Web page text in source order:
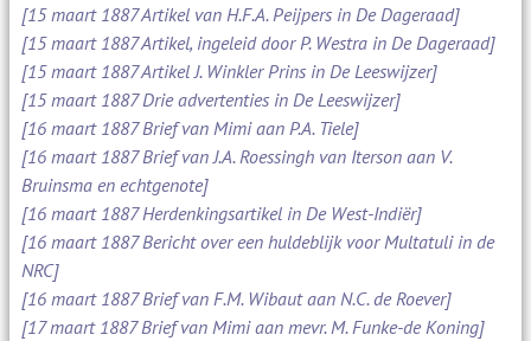
[15 maart 1887 Artikel van H.F.A. Peijpers in De Dageraad]
[15 maart 1887 Artikel, ingeleid door P. Westra in De Dageraad]
[15 maart 1887 Artikel J. Winkler Prins in De Leeswijzer]
[15 maart 1887 Drie advertenties in De Leeswijzer]
[16 maart 1887 Brief van Mimi aan P.A. Tiele]
[16 maart 1887 Brief van J.A. Roessingh van Iterson aan V.
Bruinsma en echtgenote]
[16 maart 1887 Herdenkingsartikel in De West-Indiër]
[16 maart 1887 Bericht over een huldeblijk voor Multatuli in de
NRC]
[16 maart 1887 Brief van F.M. Wibaut aan N.C. de Roever]
[17 maart 1887 Brief van Mimi aan mevr. M. Funke-de Koning]